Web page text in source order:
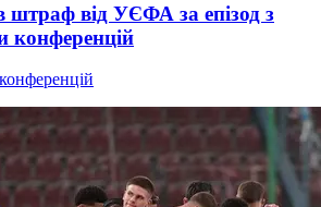
від УЄФА за епізод з
конференцій